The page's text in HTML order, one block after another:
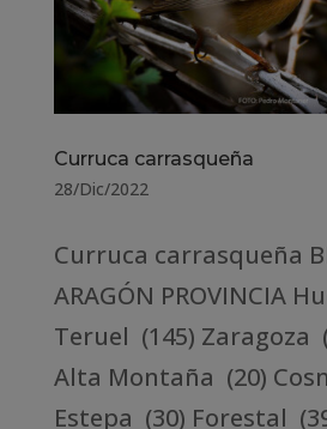
Curruca carrasqueña
28/Dic/2022
Curruca carrasqueña
ARAGÓN PROVINCIA
Teruel (145) Zaragoza
Alta Montaña (20)
Estepa (30) Forestal